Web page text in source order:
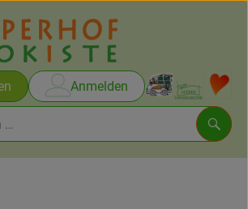
Anmelden
öffnen oder